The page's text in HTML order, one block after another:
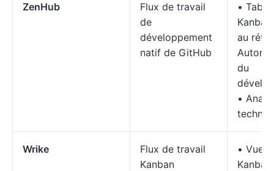
ZenHub
Flux de travail
de
développement
natif de GitHub
•
au
du
•
Wrike
Flux de travail
Kanban
• Vues
Kanban